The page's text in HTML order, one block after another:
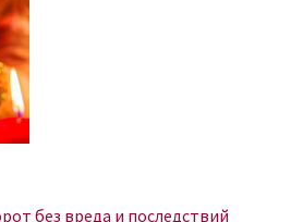
без вреда и последствий